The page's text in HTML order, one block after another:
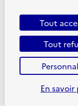
Données
Tout
Tout
En savoir